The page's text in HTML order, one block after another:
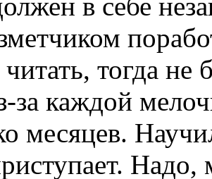
тогда не
за каждой
месяцев.
Надо,